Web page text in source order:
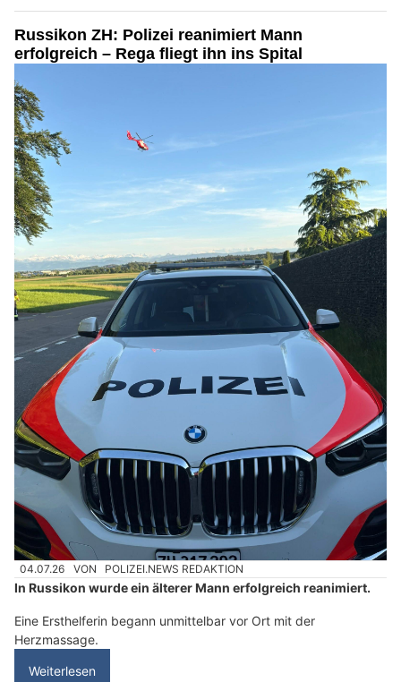
Russikon ZH: Polizei reanimiert Mann
erfolgreich – Rega fliegt ihn ins Spital
04.07.26 VON POLIZEI.NEWS REDAKTION
In Russikon wurde ein älterer Mann erfolgreich reanimiert.
Eine Ersthelferin begann unmittelbar vor Ort mit der
Herzmassage.
Weiterlesen